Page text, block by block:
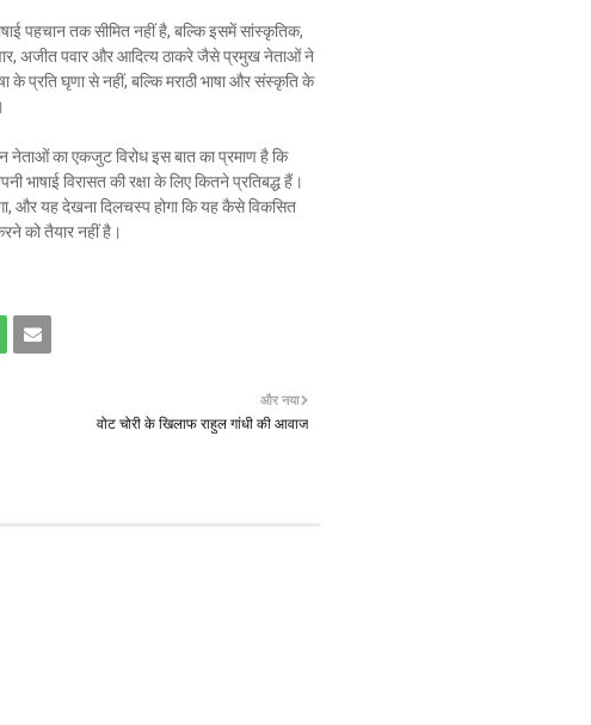
पहचान तक सीमित नहीं है, बल्कि इसमें सांस्कृतिक,
अजीत पवार और आदित्य ठाकरे जैसे प्रमुख नेताओं ने
के प्रति घृणा से नहीं, बल्कि मराठी भाषा और संस्कृति के
का एकजुट विरोध इस बात का प्रमाण है कि
भाषाई विरासत की रक्षा के लिए कितने प्रतिबद्ध हैं।
और यह देखना दिलचस्प होगा कि यह कैसे विकसित
को तैयार नहीं है।
और नया
वोट चोरी के खिलाफ राहुल गांधी की आवाज